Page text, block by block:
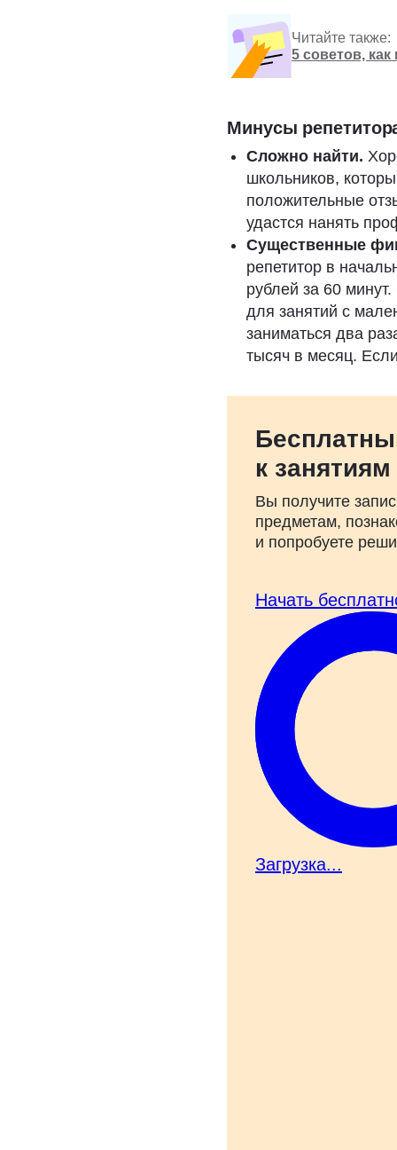
Читайте также:
5 советов,
Минусы
Сложно найти.
школьников,
положительные
удастся нанять
Существенные
репетитор в
рублей за 60
для занятий с
заниматься два
тысяч в месяц.
к
Вы получите
предметам,
и попробуете
Начать
Загрузка...